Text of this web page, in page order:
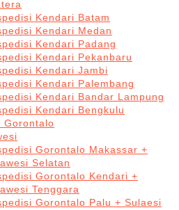
Kendari Batam
Kendari Medan
Kendari Padang
Kendari Pekanbaru
Kendari Jambi
Kendari Palembang
Kendari Bandar Lampung
Kendari Bengkulu
Gorontalo
Gorontalo Makassar +
Selatan
Gorontalo Kendari +
Tenggara
Gorontalo Palu + Sulaesi